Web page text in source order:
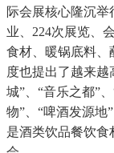
际会展核心隆沉
业、224次展览、
食材、暖锅底料、
度也提出了越来越
城”、“音乐之都”
物”、“啤酒发源地
是酒类饮品餐饮